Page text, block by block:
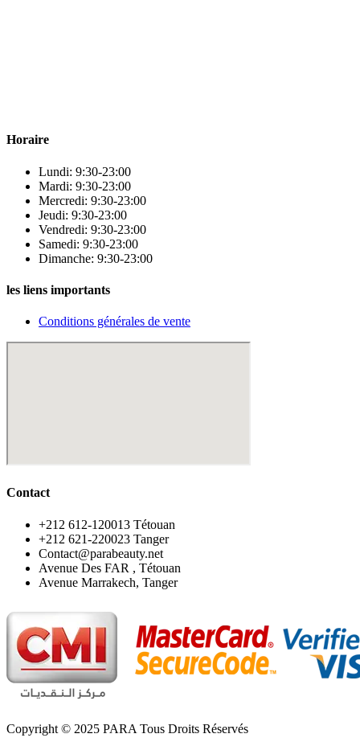
Horaire
Lundi: 9:30-23:00
Mardi: 9:30-23:00
Mercredi: 9:30-23:00
Jeudi: 9:30-23:00
Vendredi: 9:30-23:00
Samedi: 9:30-23:00
Dimanche: 9:30-23:00
les liens importants
Conditions générales de vente
Contact
‪+212 612-120013 Tétouan
‪+212 621-220023 Tanger
Contact@parabeauty.net
Avenue Des FAR , Tétouan
Avenue Marrakech, Tanger
Copyright © 2025 PARA Tous Droits Réservés